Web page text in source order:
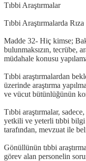
Tıbbi Araştırmalar
Tıbbi Araştırmalarda Rıza
Madde 32- Hiç kimse;
bulunmaksızın, tecrübe,
müdahale konusu
Tıbbi araştırmalardan
üzerinde araştırma
ve vücut bütünlüğünün
Tıbbi araştırmalar,
yetkili ve yeterli tıbbi
tarafından, mevzuat ile
Gönüllünün tıbbi
görev alan personelin